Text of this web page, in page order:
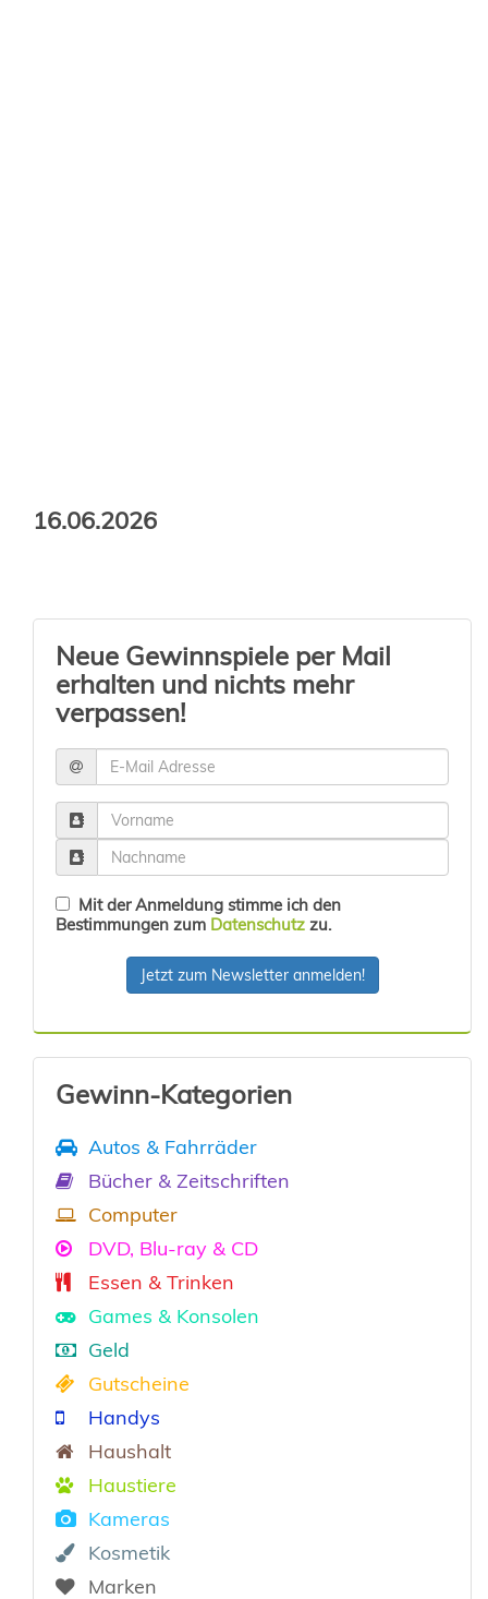
16.06.2026
Neue Gewinnspiele per Mail
erhalten und nichts mehr
verpassen!
Mit der Anmeldung stimme ich den
Bestimmungen zum Datenschutz zu.
Jetzt zum Newsletter anmelden!
Gewinn-Kategorien
Autos & Fahrräder
Bücher & Zeitschriften
Computer
DVD, Blu-ray & CD
Essen & Trinken
Games & Konsolen
Geld
Gutscheine
Handys
Haushalt
Haustiere
Kameras
Kosmetik
Marken